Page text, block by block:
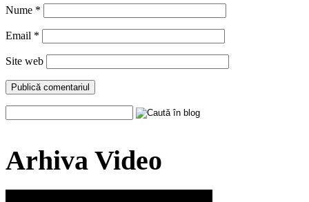
Nume *
Email *
Site web
Arhiva Video